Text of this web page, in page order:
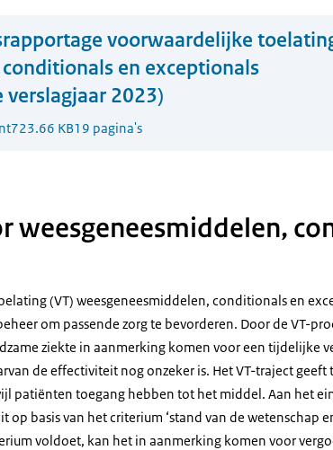
voorwaardelijke
en exceptionals
2023)
723.66 KB19 pagina's
weesgeneesmiddelen,
(VT) weesgeneesmiddelen, conditionals en
om passende zorg te bevorderen. Door de VT-
ziekte in aanmerking komen voor een tijdelijke
de effectiviteit nog onzeker is. Het VT-traject geeft
patiënten toegang hebben tot het middel. Aan het
basis van het criterium ‘stand van de wetenschap
voldoet, kan het in aanmerking komen voor